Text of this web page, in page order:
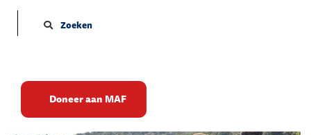
Zoeken
Doneer aan MAFJe zal maar…